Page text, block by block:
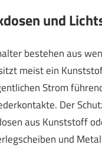
und
bestehen aus
meist ein
Strom
Der
aus Kunststoff
und